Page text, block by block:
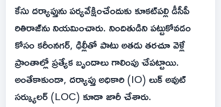
కేసు దర్యాప్తును పర్యవేక్షించేందుకు కూకట్‌పల్లి డీసీపీ
రితిరాజ్‌ను నియమించారు. నిందితుడిని పట్టుకోవడం
కోసం కరీంనగర్, ఢిల్లీతో పాటు అతడు తరచూ వెళ్లే
ప్రాంతాల్లో ప్రత్యేక బృందాలు గాలింపు చేపట్టాయి.
అంతేకాకుండా, దర్యాప్తు అధికారి (IO) లుక్ అవుట్
సర్క్యులర్ (LOC) కూడా జారీ చేశారు.